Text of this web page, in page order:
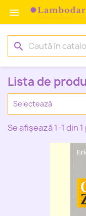

search
Lista de
Selectează
Se afișează 1-1 din